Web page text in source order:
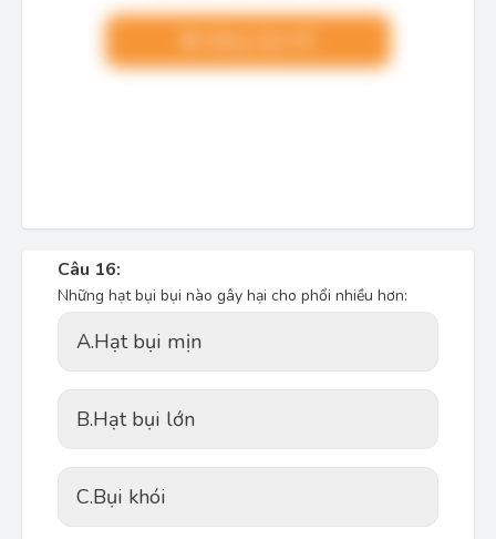
Câu 16:
Những hạt bụi bụi nào gây hại cho phổi nhiều hơn:
A.Hạt bụi mịn
B.Hạt bụi lớn
C.Bụi khói